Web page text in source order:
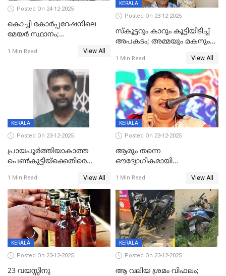
Posted On 24-12-2025
കൊച്ചി കോര്‍പ്പറേഷനിലെ
മേയര്‍ സ്ഥാനം;
രൂക്ഷം
1 Min Read View All
KERALA
Posted On 23-12-2025
സ്കൂട്ടറും കാറും കൂട്ടിയിടിച്ച്
അപകടം; അമ്മയും മകനും
ഗുരുതരാവസ്ഥയിൽ
1 Min Read View All
KERALA
Posted On 23-12-2025
പ്രായപൂർത്തിയാകാത്ത
പെൺകുട്ടിയ്ക്കെതിരെ
59 വർഷം തടവും 90,൦൦൦ രൂപ
പിഴയും ശിക്ഷ
1 Min Read View All
KERALA
Posted On 23-12-2025
ആരും തന്നെ
ഔദ്യോഗികമായി
കണ്ടെത്താൻ ഇന്ന് കോർ
കമ്മിറ്റി കൂടിയില്ല';
അതൃപ്തിയുമായി ദീപ്തി മേരി
വർഗീസ്
1 Min Read View All
KERALA
Posted On 23-12-2025
23 വയസ്സിനു
KERALA
Posted On 23-12-2025
ആ വലിയ ശ്രമം വിഫലം;